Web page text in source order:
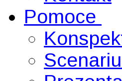
Pomoce